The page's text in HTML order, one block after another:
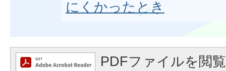
にくかったとき
PDFファイルを閲